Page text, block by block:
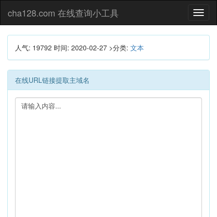
cha128.com 在线查询小工具
人气: 19792 时间: 2020-02-27 >分类: 文本
在线URL链接提取主域名